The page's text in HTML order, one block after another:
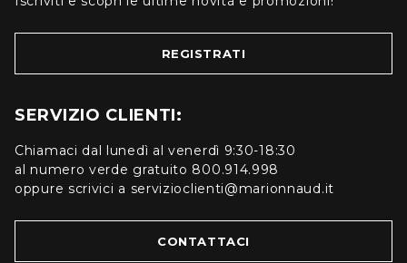
REGISTRATI
SERVIZIO CLIENTI:
Chiamaci dal lunedì al venerdì 9:30-18:30
al numero verde gratuito 800.914.998
oppure scrivici a servizioclienti@marionnaud.it
CONTATTACI